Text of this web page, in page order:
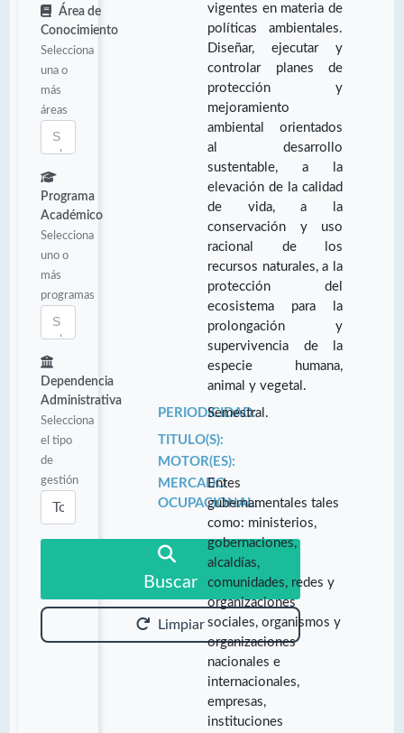
Área de
Conocimiento
Selecciona
una o
más
áreas
Programa
Académico
Selecciona
uno o
más
programas
Dependencia
Administrativa
Selecciona
el tipo
de
gestión
Buscar
Limpiar
vigentes en materia de
políticas ambientales.
Diseñar, ejecutar y
controlar planes de
protección y
mejoramiento
ambiental orientados
al desarrollo
sustentable, a la
elevación de la calidad
de vida, a la
conservación y uso
racional de los
recursos naturales, a la
protección del
ecosistema para la
prolongación y
supervivencia de la
especie humana,
animal y vegetal.
PERIODICIDAD:
Semestral.
TITULO(S):
MOTOR(ES):
MERCADO
OCUPACIONAL:
Entes
gubernamentales tales
como: ministerios,
gobernaciones,
alcaldías,
comunidades, redes y
organizaciones
sociales, organismos y
organizaciones
nacionales e
internacionales,
empresas,
instituciones